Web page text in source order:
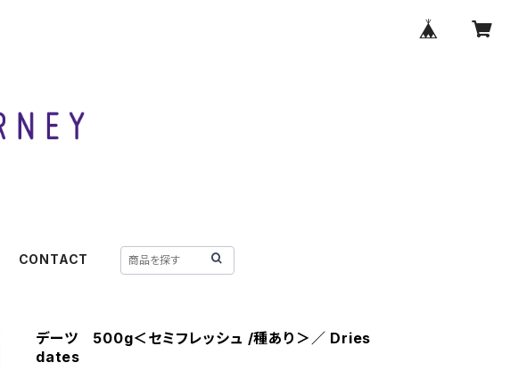
CONTACT
デーツ 500g＜セミフレッシュ /種あり＞／ Dries
dates